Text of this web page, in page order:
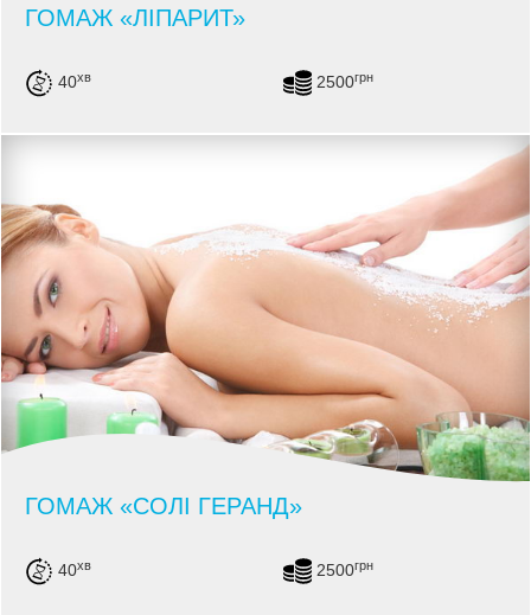
ГОМАЖ «ЛІПАРИТ»
40хв 2500грн
ГОМАЖ «СОЛІ ГЕРАНД»
40хв 2500грн